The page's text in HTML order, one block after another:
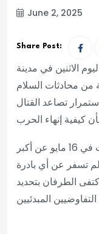
June 2, 2025
Share Post:
الاثنين في مدينة
من محادثات السلام
مع استمرار تصاعد القتال
وأسفرت الجولة الأولى من المحادثات في 16 مايو عن أكبر
تسفر عن أي بادرة
الطرفان بتحديد